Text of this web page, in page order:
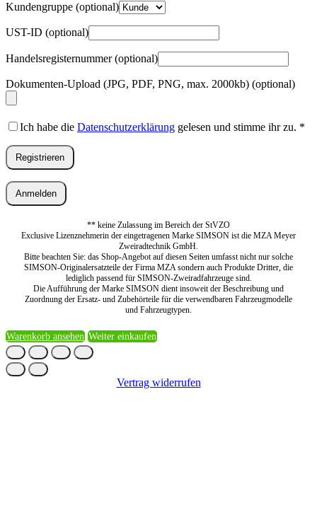
Kundengruppe (optional)
UST-ID (optional)
Handelsregisternummer(optional)
Dokumenten-Upload (JPG, PDF, PNG, max. 2000kb) (optional)
Ich habe die Datenschutzerklärung gelesen und stimme ihr zu. *
Registrieren
Anmelden
** keine Zulassung im Bereich der StVZO
Exclusive Lizenznehmerin der eingetragenen Marke SIMSON ist die MZA Meyer
Zweiradtechnik GmbH.
Bitte beachten Sie: das Shop-Angebot auf diesen Seiten umfasst nicht nur solche
SIMSON-Originalersatzteile der Firma MZA sondern auch Produkte Dritter, die
lediglich passend für SIMSON-Zweiradfahrzeuge sind.
Die Aufführung der Marke SIMSON dient insoweit der Beschreibung und
Zuordnung der Ersatz- und Zubehörteile für die verwendbaren Fahrzeugmodelle
und Fahrzeugtypen.
Warenkorb ansehen Weiter einkaufen
Vertrag widerrufen